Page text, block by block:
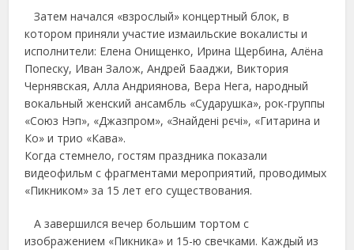
Затем начался «взрослый» концертный блок, в
котором приняли участие измаильские вокалисты и
исполнители: Елена Онищенко, Ирина Щербина, Алёна
Попеску, Иван Залож, Андрей Бааджи, Виктория
Чернявская, Алла Андриянова, Вера Нега, народный
вокальный женский ансамбль «Сударушка», рок-группы
«Союз Нэп», «Джазпром», «Знайдені рєчі», «Гитарина и
Ко» и трио «Кава».
Когда стемнело, гостям праздника показали
видеофильм с фрагментами мероприятий, проводимых
«Пикником» за 15 лет его существования.
А завершился вечер большим тортом с
изображением «Пикника» и 15-ю свечками. Каждый из